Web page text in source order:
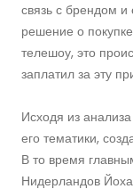
связь с брендом и
решение о
телешоу, это
заплатил за эту
Исходя из
его тематики,
В то время
Нидерландов